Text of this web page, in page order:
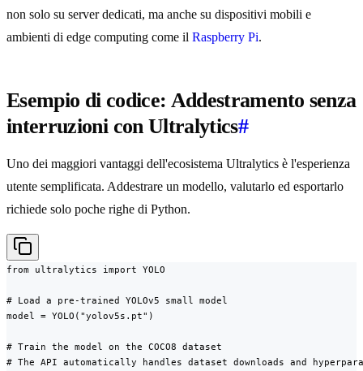
non solo su server dedicati, ma anche su dispositivi mobili e
ambienti di edge computing come il Raspberry Pi.
Esempio di codice: Addestramento senza
interruzioni con Ultralytics#
Uno dei maggiori vantaggi dell'ecosistema Ultralytics è l'esperienza
utente semplificata. Addestrare un modello, valutarlo ed esportarlo
richiede solo poche righe di Python.
from ultralytics import YOLO
# Load a pre-trained YOLOv5 small model
model = YOLO("yolov5s.pt")
# Train the model on the COCO8 dataset
# The API automatically handles dataset downloads and